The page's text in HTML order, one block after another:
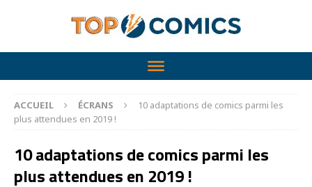
ACCUEIL ÉCRANS
10 adaptations de comics parmi les
plus attendues en 2019 !
10 adaptations de comics parmi les
plus attendues en 2019 !